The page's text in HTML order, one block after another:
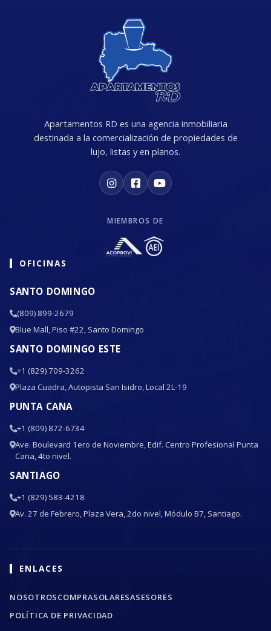
Apartamentos RD es una agencia inmobiliaria
destinada a la comercialización de propiedades de
lujo, listas y en planos.
MIEMBROS DE
OFICINAS
SANTO DOMINGO
(809) 899-2679
Blue Mall, Piso #22, Santo Domingo
SANTO DOMINGO ESTE
+1 (829) 709-3262
Plaza Cuadra, Autopista San Isidro, Local 2L-19
PUNTA CANA
+1 (809) 872-6734
Ave. Boulevard 1ero de Noviembre, Edif. Centro Profesional Punta
Cana, 4to nivel.
SANTIAGO
+1 (829) 583-4218
Av. 27 de Febrero, Plaza Vera, 2do nivel, Módulo B7, Santiago.
ENLACES
NOSOTROSCOMPRASOLARESASESORES
POLÍTICA DE PRIVACIDAD